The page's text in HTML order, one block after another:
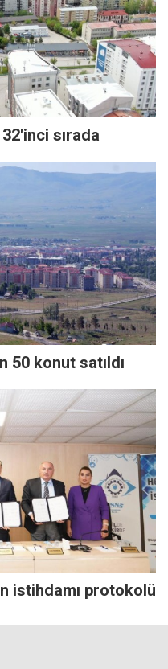
sırada
50 konut satıldı
istihdamı protokolü